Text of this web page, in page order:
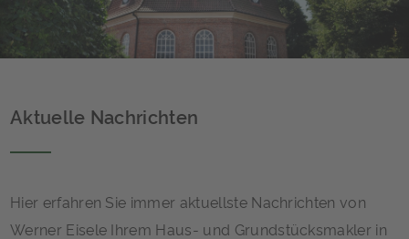
Aktuelle Nachrichten
Hier erfahren Sie immer aktuellste Nachrichten von
Werner Eisele Ihrem Haus- und Grundstücksmakler in